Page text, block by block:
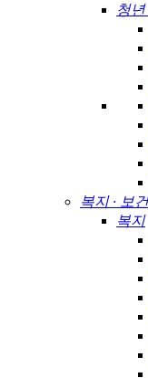
청년
복지 · 보건
복지